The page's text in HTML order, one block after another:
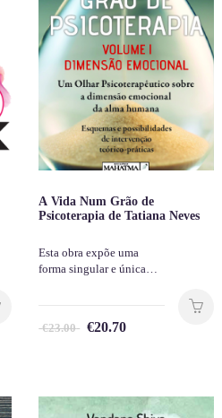
A Vida Num Grão de
Psicoterapia de Tatiana Neves
Esta obra expõe uma
forma singular e única…
€23.00 €20.70